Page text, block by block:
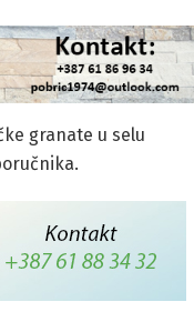
granate u selu